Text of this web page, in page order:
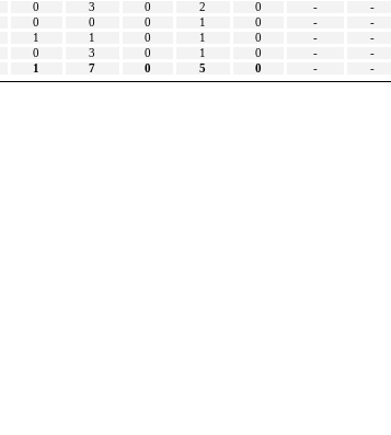
0 3 0 2 0 - -
0 0 0 1 0 - -
1 1 0 1 0 - -
0 3 0 1 0 - -
1 7 0 5 0 - -